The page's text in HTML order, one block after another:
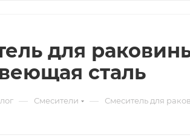
для
сталь
— Смесители — Смеситель для